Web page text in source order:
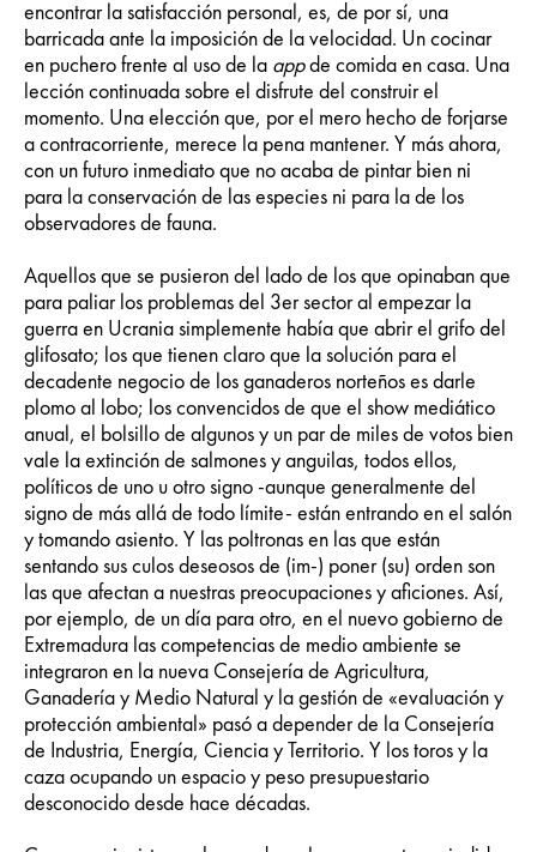
encontrar la satisfacción personal, es, de por sí, una
barricada ante la imposición de la velocidad. Un cocinar
en puchero frente al uso de la appde comida en casa. Una
lección continuada sobre el disfrute del construir el
momento. Una elección que, por el mero hecho de forjarse
a contracorriente, merece la pena mantener. Y más ahora,
con un futuro inmediato que no acaba de pintar bien ni
para la conservación de las especies ni para la de los
observadores de fauna.
Aquellos que se pusieron del lado de los que opinaban que
para paliar los problemas del 3er sector al empezar la
guerra en Ucrania simplemente había que abrir el grifo del
glifosato; los que tienen claro que la solución para el
decadente negocio de los ganaderos norteños es darle
plomo al lobo; los convencidos de que el show mediático
anual, el bolsillo de algunos y un par de miles de votos bien
vale la extinción de salmones y anguilas, todos ellos,
políticos de uno u otro signo -aunque generalmente del
signo de más allá de todo límite- están entrando en el salón
y tomando asiento. Y las poltronas en las que están
sentando sus culos deseosos de (im-) poner (su) orden son
las que afectan a nuestras preocupaciones y aficiones. Así,
por ejemplo, de un día para otro, en el nuevo gobierno de
Extremadura las competencias de medio ambiente se
integraron en la nueva Consejería de Agricultura,
Ganadería y Medio Natural y la gestión de «evaluación y
protección ambiental» pasó a depender de la Consejería
de Industria, Energía, Ciencia y Territorio. Y los toros y la
caza ocupando un espacio y peso presupuestario
desconocido desde hace décadas.